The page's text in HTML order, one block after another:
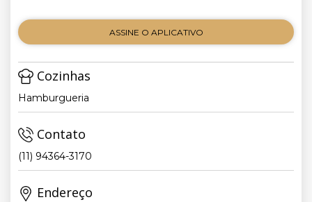
ASSINE O APLICATIVO
Cozinhas
Hamburgueria
Contato
(11) 94364-3170
Endereço